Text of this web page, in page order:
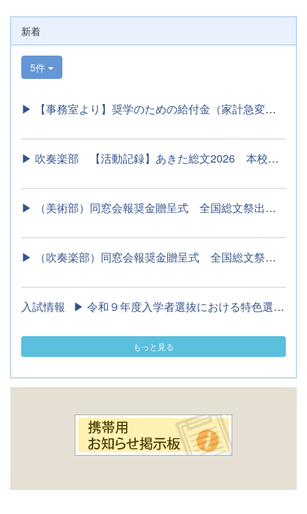
新着
5件
▶ 【事務室より】奨学のための給付金（家計急変）について 通...
▶ 吹奏楽部 【活動記録】あきた総文2026 本校吹奏楽部の６名が...
▶ （美術部）同窓会報奨金贈呈式 全国総文祭出場！ ...
▶ （吹奏楽部）同窓会報奨金贈呈式 全国総文祭出場！ ...
入試情報 ▶ 令和９年度入学者選抜における特色選抜...
もっと見る